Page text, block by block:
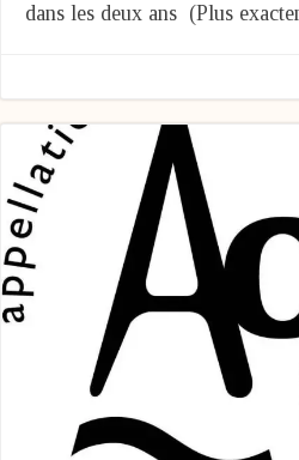
dans les deux ans (Plus